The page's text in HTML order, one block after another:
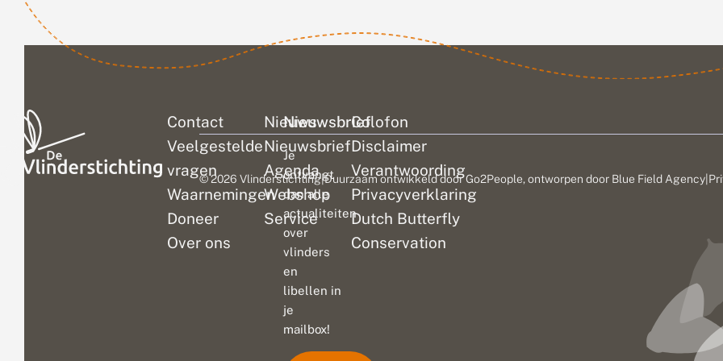
Contact
Veelgestelde
vragen
Waarnemingen
Doneer
Over ons
Nieuws
Nieuwsbrief
Agenda
Webshop
Service
Colofon
Disclaimer
Verantwoording
Privacyverklaring
Dutch Butterfly
Conservation
Nieuwsbrief
Je
ontvangt
dan alle
actualiteiten
over
vlinders
en
libellen in
je
mailbox!
© 2026 Vlinderstichting|Duurzaam ontwikkeld doorGo2People, ontworpen door Blue Field Agency